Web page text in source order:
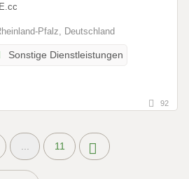
Pfalz, Deutschland
Sonstige Dienstleistungen
92
... 11